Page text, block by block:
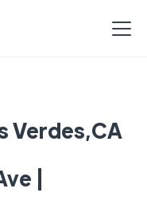
Verdes,CA
|